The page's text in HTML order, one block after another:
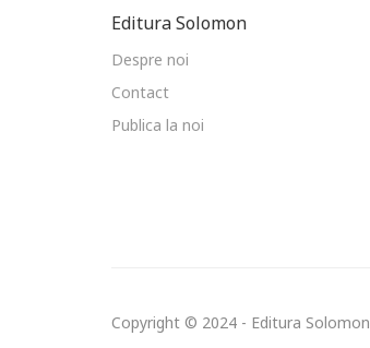
Editura Solomon
Despre noi
Contact
Publica la noi
Copyright © 2024 - Editura Solomon